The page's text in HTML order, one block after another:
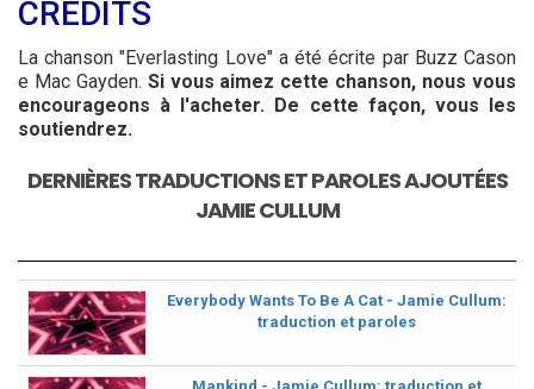
CRÉDITS
La chanson "Everlasting Love" a été écrite par Buzz Cason
e Mac Gayden. Si vous aimez cette chanson, nous vous
encourageons à l'acheter. De cette façon, vous les
soutiendrez.
DERNIÈRES TRADUCTIONS ET PAROLES AJOUTÉES
JAMIE CULLUM
Everybody Wants To Be A Cat - Jamie Cullum:
traduction et paroles